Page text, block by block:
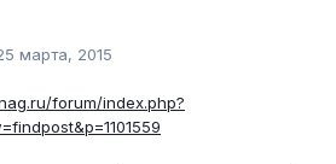
марта, 2015
forum/index.php?